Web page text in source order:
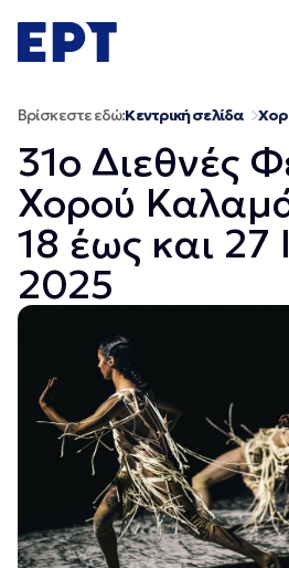
σε
περιεχόμενο
Βρίσκεστε εδώ:Κεντρική σελίδα
31ο Διεθνές
Χορού
18 έως και 27
2025